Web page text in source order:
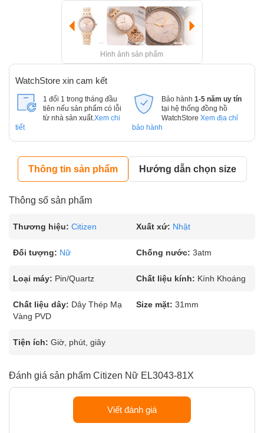
Hình ảnh sản phẩm
WatchStore xin cam kết
1 đổi 1 trong tháng đầu
tiên nếu sản phẩm có lỗi
từ nhà sản xuất. Xem chi
tiết
Bảo hành 1-5 năm uy tín
tại hệ thống đồng hồ
WatchStore Xem địa chỉ
bảo hành
Thông tin sản phẩm Hướng dẫn chọn size
Thông số sản phẩm
Thương hiệu: Citizen Xuất xứ: Nhật
Đối tượng: Nữ Chống nước: 3atm
Loại máy: Pin/Quartz Chất liệu kính: Kính Khoáng
Chất liệu dây: Dây Thép Mạ
Vàng PVD
Size mặt: 31mm
Tiện ích: Giờ, phút, giây
Đánh giá sản phẩm Citizen Nữ EL3043-81X
Viết đánh giá